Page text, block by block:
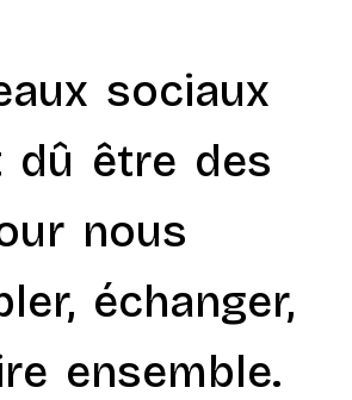
sociaux
dû être des
nous
échanger,
ensemble.